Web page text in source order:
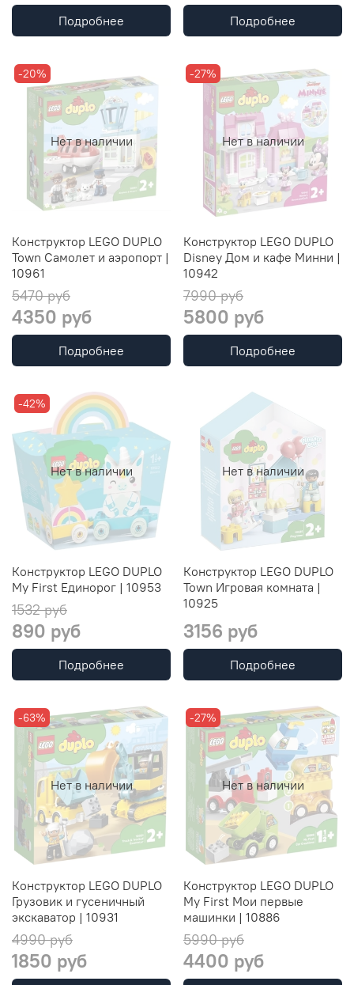
Подробнее Подробнее
Нет в наличии
-20%
Конструктор LEGO DUPLO
Town Самолет и аэропорт |
10961
5470 руб
4350 руб
Подробнее
Нет в наличии
-27%
Конструктор LEGO DUPLO
Disney Дом и кафе Минни |
10942
7990 руб
5800 руб
Подробнее
Нет в наличии
-42%
Конструктор LEGO DUPLO
My First Единорог | 10953
1532 руб
890 руб
Подробнее
Нет в наличии
Конструктор LEGO DUPLO
Town Игровая комната |
10925
3156 руб
Подробнее
Нет в наличии
-63%
Конструктор LEGO DUPLO
Грузовик и гусеничный
экскаватор | 10931
4990 руб
1850 руб
Нет в наличии
-27%
Конструктор LEGO DUPLO
My First Мои первые
машинки | 10886
5990 руб
4400 руб